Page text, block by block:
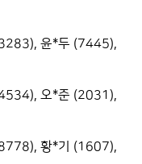
윤*두 (7445),
오*준 (2031),
황*기 (1607),